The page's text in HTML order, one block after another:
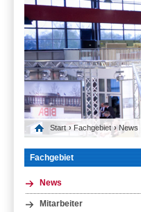
Start › Fachgebiet › News
Fachgebiet
News
Mitarbeiter